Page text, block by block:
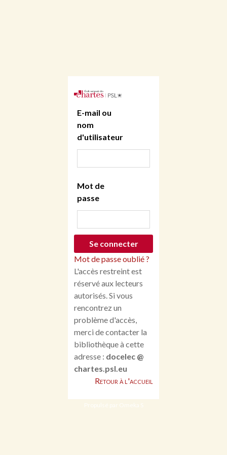
E-mail ou
nom
d'utilisateur
Mot de
passe
Mot de passe oublié ?
L'accès restreint est
réservé aux lecteurs
autorisés. Si vous
rencontrez un
problème d'accès,
merci de contacter la
bibliothèque à cette
adresse : docelec @
chartes.psl.eu
Retour à l'accueil
Propulsé par Omeka S